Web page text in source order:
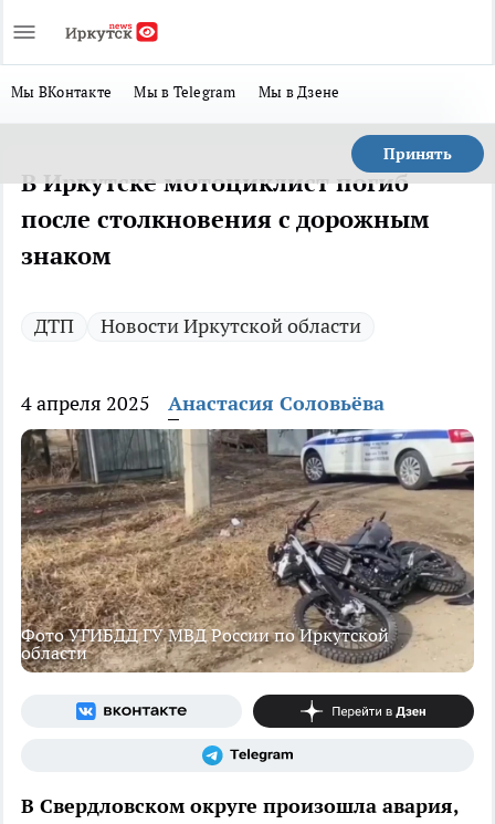
Мы ВКонтакте Мы в Telegram Мы в Дзене
Принять
В Иркутске мотоциклист погиб
после столкновения с дорожным
знаком
ДТП Новости Иркутской области
4 апреля 2025 Анастасия Соловьёва
Фото УГИБДД ГУ МВД России по Иркутской
области
В Свердловском округе произошла авария,